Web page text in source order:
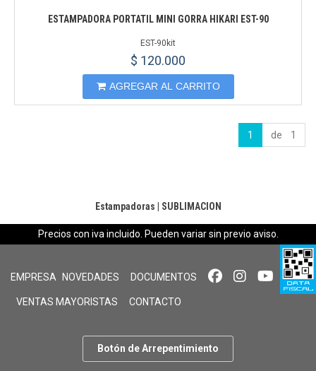
ESTAMPADORA PORTATIL MINI GORRA HIKARI EST-90
EST-90kit
$ 120.000
AGREGAR AL CARRITO
1 de 1
Estampadoras SUBLIMACION
Precios con iva incluido. Pueden variar sin previo aviso.
EMPRESA NOVEDADES DOCUMENTOS
VENTAS MAYORISTAS CONTACTO
Botón de Arrepentimiento